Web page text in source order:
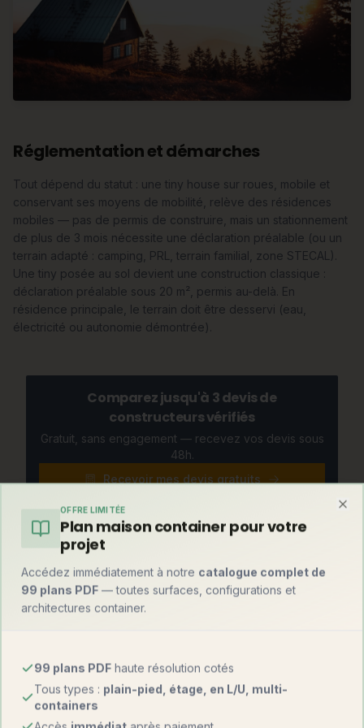
Réglementation et démarches
Tout dépend du statut : une tiny house sur roues, mobile et
conservant ses moyens de mobilité, relève des résidences
mobiles — pas de permis de construire, mais un stationnement
de plus de 3 mois nécessite une déclaration préalable (ou un
terrain adapté : camping, PRL, terrain familial, zone STECAL).
Une tiny posée au sol devient une construction classique :
déclaration préalable sous 20 m², permis au-delà. En
résidence principale, le terrain doit être desservi (eau,
électricité ou autonomie démontrée).
Comparez jusqu'à 3 devis de
constructeurs vérifiés
Gratuit, sans engagement — recevez vos devis sous
48h.
Recevoir mes devis gratuits
Et par rapport à une maison container ?
Avant de trancher, comparez avec la solution container —
souvent la plus rapide du marché :
Prix au m²
1 800 – 3 200
€
1 000 – 1 800 €
OFFRE LIMITÉE
Plan maison container pour votre
projet
Accédez immédiatement à notre catalogue complet de
99 plans PDF — toutes surfaces, configurations et
architectures container.
99 plans PDF haute résolution cotés
Tous types : plain-pied, étage, en L/U, multi-
containers